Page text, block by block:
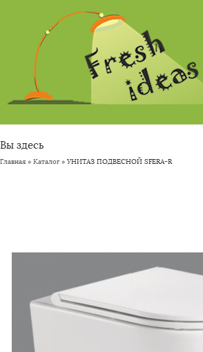
Вы здесь
Главная » Каталог» УНИТАЗ ПОДВЕСНОЙ SFERA-R